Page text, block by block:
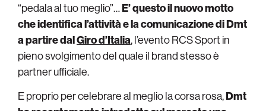
“pedala al tuo meglio”…E’ questo il nuovo motto
che identifica l’attività e la comunicazione di Dmt
a partire dalGiro d’Italia, l’evento RCS Sport in
pieno svolgimento del quale il brand stesso è
partner ufficiale.
E proprio per celebrare al meglio la corsa rosa,Dmt